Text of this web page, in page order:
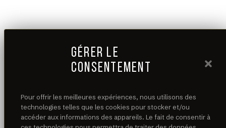
GÉRER LE
CONSENTEMENT
Pour offrir les meilleures expériences, nous utilisons des
technologies telles que les cookies pour stocker et/ou
accéder aux informations des appareils. Le fait de consentir à